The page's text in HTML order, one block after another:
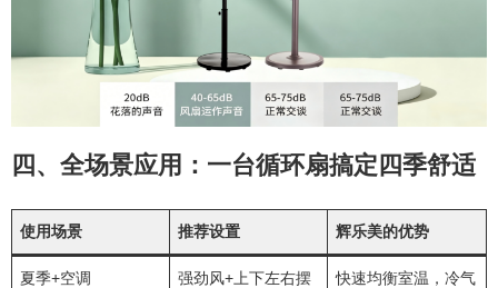
四、全场景应用：一台循环扇搞定四季舒适
使用场景 推荐设置 辉乐美的优势
夏季+空调
强劲风+上下左右摆
快速均衡室温，冷气